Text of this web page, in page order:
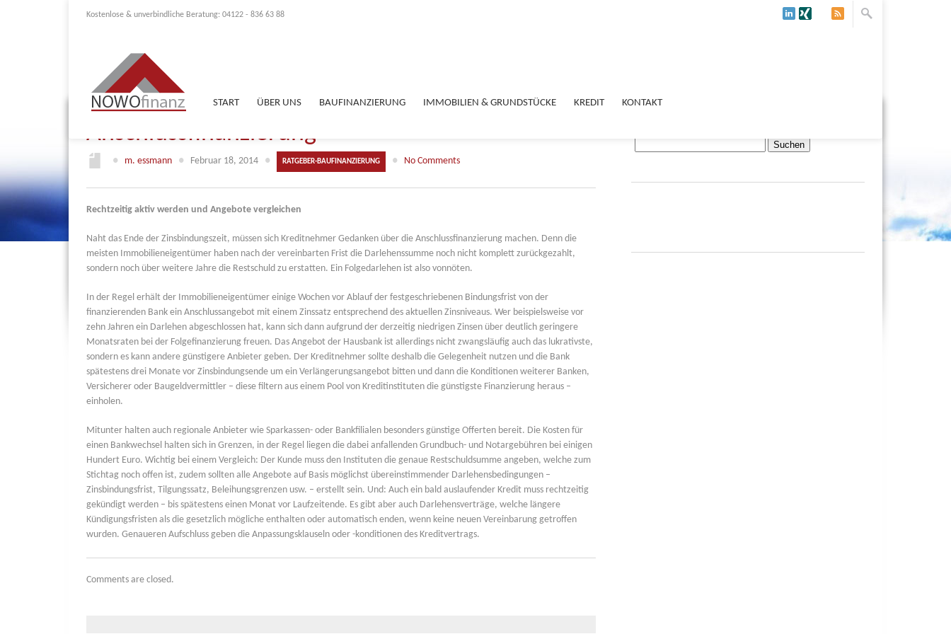
Kostenlose & unverbindliche Beratung: 04122 - 836 63 88
START ÜBER UNS BAUFINANZIERUNG IMMOBILIEN & GRUNDSTÜCKE KREDIT KONTAKT
Anschlussfinanzierung
● m. essmann ● Februar 18, 2014 ● RATGEBER-BAUFINANZIERUNG ● No Comments
Rechtzeitig aktiv werden und Angebote vergleichen
Naht das Ende der Zinsbindungszeit, müssen sich Kreditnehmer Gedanken über die Anschlussfinanzierung machen. Denn die
meisten Immobilieneigentümer haben nach der vereinbarten Frist die Darlehenssumme noch nicht komplett zurückgezahlt,
sondern noch über weitere Jahre die Restschuld zu erstatten. Ein Folgedarlehen ist also vonnöten.
In der Regel erhält der Immobilieneigentümer einige Wochen vor Ablauf der festgeschriebenen Bindungsfrist von der
finanzierenden Bank ein Anschlussangebot mit einem Zinssatz entsprechend des aktuellen Zinsniveaus. Wer beispielsweise vor
zehn Jahren ein Darlehen abgeschlossen hat, kann sich dann aufgrund der derzeitig niedrigen Zinsen über deutlich geringere
Monatsraten bei der Folgefinanzierung freuen. Das Angebot der Hausbank ist allerdings nicht zwangsläufig auch das lukrativste,
sondern es kann andere günstigere Anbieter geben. Der Kreditnehmer sollte deshalb die Gelegenheit nutzen und die Bank
spätestens drei Monate vor Zinsbindungsende um ein Verlängerungsangebot bitten und dann die Konditionen weiterer Banken,
Versicherer oder Baugeldvermittler – diese filtern aus einem Pool von Kreditinstituten die günstigste Finanzierung heraus –
einholen.
Mitunter halten auch regionale Anbieter wie Sparkassen- oder Bankfilialen besonders günstige Offerten bereit. Die Kosten für
einen Bankwechsel halten sich in Grenzen, in der Regel liegen die dabei anfallenden Grundbuch- und Notargebühren bei einigen
Hundert Euro. Wichtig bei einem Vergleich: Der Kunde muss den Instituten die genaue Restschuldsumme angeben, welche zum
Stichtag noch offen ist, zudem sollten alle Angebote auf Basis möglichst übereinstimmender Darlehensbedingungen –
Zinsbindungsfrist, Tilgungssatz, Beleihungsgrenzen usw. – erstellt sein. Und: Auch ein bald auslaufender Kredit muss rechtzeitig
gekündigt werden – bis spätestens einen Monat vor Laufzeitende. Es gibt aber auch Darlehensverträge, welche längere
Kündigungsfristen als die gesetzlich mögliche enthalten oder automatisch enden, wenn keine neuen Vereinbarung getroffen
wurden. Genaueren Aufschluss geben die Anpassungsklauseln oder -konditionen des Kreditvertrags.
Comments are closed.